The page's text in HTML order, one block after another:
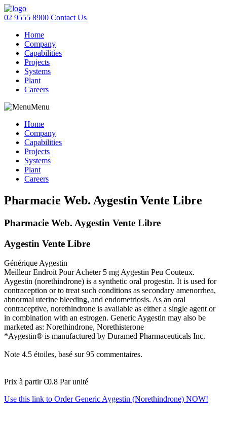
02 9555 8900 Contact Us
Home
Company
Capabilities
Projects
Systems
Plant
Careers
Menu
Home
Company
Capabilities
Projects
Systems
Plant
Careers
Pharmacie Web. Aygestin Vente Libre
Pharmacie Web. Aygestin Vente Libre
Aygestin Vente Libre
Générique Aygestin
Meilleur Endroit Pour Acheter 5 mg Aygestin Peu Couteux.
Aygestin (norethindrone) is a synthetic oral progestin. It is used for
contraception or to treat such conditions as secondary amenorrhea,
abnormal uterine bleeding, and endometriosis. As an oral
contraceptive, norethindrone is available as either a single agent or
in combination with an estrogen. Generic Aygestin may also be
marketed as: Norethindrone, Norethisterone
*Aygestin® is manufactured by Duramed Pharmaceuticals Inc.
Note 4.5 étoiles, basé sur95 commentaires.
Prix à partir€0.8 Par unité
Use this link to Order Generic Aygestin (Norethindrone) NOW!